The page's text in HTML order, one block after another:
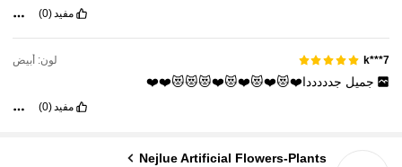
مفيد (0)
k***7 لون: أبيض
جميل جدددددا❤️😻❤️😻❤️😻❤️😻😻😻❤️❤️
مفيد(0)
Nejlue Artificial Flowers-Plants
4.83
1.4K متابعون